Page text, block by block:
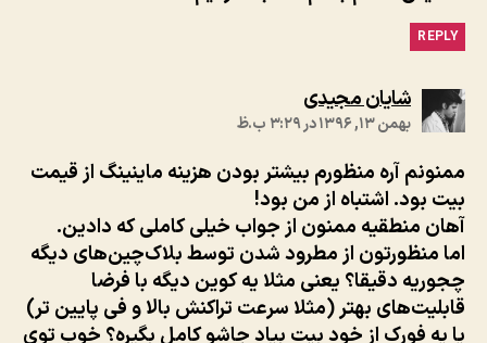
REPLY
شایان مجیدی
بهمن ۱۳, ۱۳۹۶ در ۳:۲۹ ب.ظ
ممنونم آره منظورم بیشتر بودن هزینه ماینینگ از قیمت
بیت بود. اشتباه از من بود!
آهان منطقیه ممنون از جواب خیلی کاملی که دادین.
اما منظورتون از مطرود شدن توسط بلاک‌چین‌های دیگه
چجوریه دقیقا؟ یعنی مثلا یه کوین دیگه با فرضا
قابلیت‌های بهتر (مثلا سرعت تراکنش بالا و فی پایین تر)
یا یه فورک از خود بیت بیاد جاشو کامل بگیره؟ خوب توی